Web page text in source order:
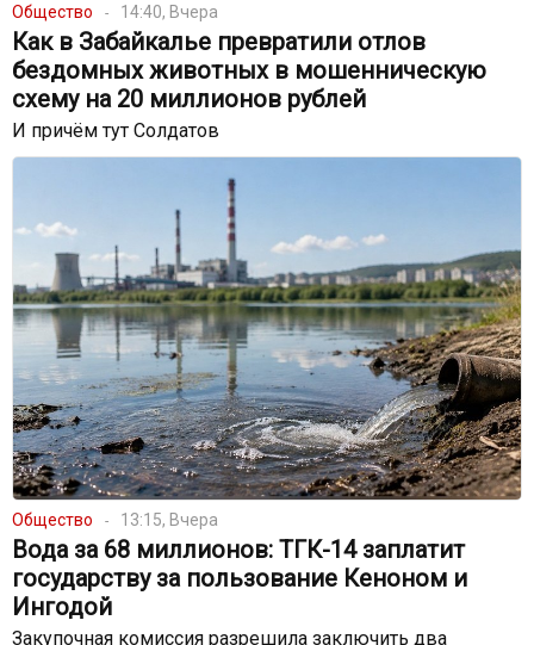
Общество 14:40, Вчера
Как в Забайкалье превратили отлов
бездомных животных в мошенническую
схему на 20 миллионов рублей
И причём тут Солдатов
Общество 13:15, Вчера
Вода за 68 миллионов: ТГК-14 заплатит
государству за пользование Кеноном и
Ингодой
Закупочная комиссия разрешила заключить два